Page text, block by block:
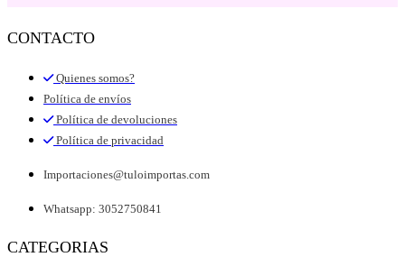
CONTACTO
Quienes somos?
Política de envíos
Política de devoluciones
Política de privacidad
Importaciones@tuloimportas.com
Whatsapp: 3052750841
CATEGORIAS